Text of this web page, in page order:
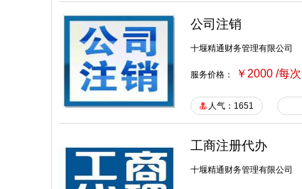
公司注销
十堰精通财务管理有限公司
服务价格： ￥2000 /每次
人气：1651
工商注册代办
十堰精通财务管理有限公司